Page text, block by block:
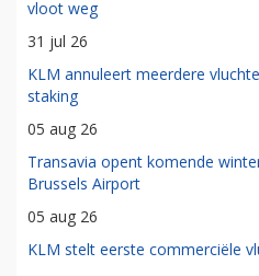
vloot weg
31 jul 26
KLM annuleert meerdere
staking
05 aug 26
Transavia opent komende
Brussels Airport
05 aug 26
KLM stelt eerste commerciële